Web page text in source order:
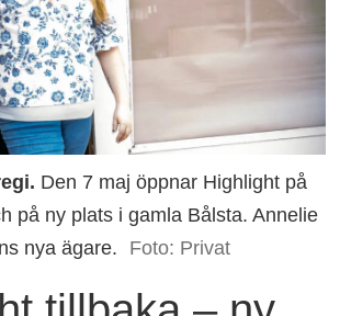
Den 7 maj öppnar Highlight på
på ny plats i gamla Bålsta. Annelie
nya ägare.
Foto: Privat